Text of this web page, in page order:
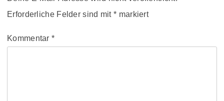
Erforderliche Felder sind mit* markiert
Kommentar*